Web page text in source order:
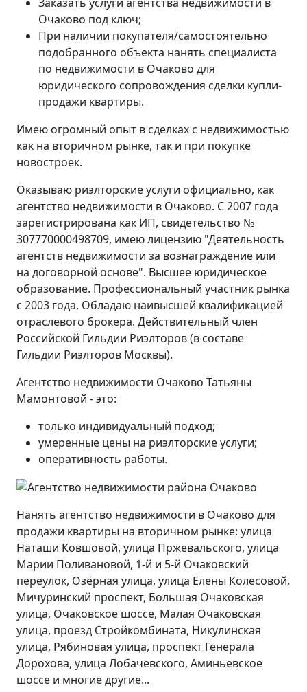
Очаково под ключ;
При наличии покупателя/самостоятельно
подобранного объекта нанять специалиста
по недвижимости в Очаково для
юридического сопровождения сделки купли-
продажи квартиры.
Имею огромный опыт в сделках с недвижимостью
как на вторичном рынке, так и при покупке
новостроек.
Оказываю риэлторские услуги официально, как
агентство недвижимости в Очаково. С 2007 года
зарегистрирована как ИП, свидетельство №
307770000498709, имею лицензию "Деятельность
агентств недвижимости за вознаграждение или
на договорной основе". Высшее юридическое
образование. Профессиональный участник рынка
с 2003 года. Обладаю наивысшей квалификацией
отраслевого брокера. Действительный член
Российской Гильдии Риэлторов (в составе
Гильдии Риэлторов Москвы).
Агентство недвижимости Очаково Татьяны
Мамонтовой - это:
только индивидуальный подход;
умеренные цены на риэлторские услуги;
оперативность работы.
Нанять агентство недвижимости в Очаково для
продажи квартиры на вторичном рынке: улица
Наташи Ковшовой, улица Пржевальского, улица
Марии Поливановой, 1-й и 5-й Очаковский
переулок, Озёрная улица, улица Елены Колесовой,
Мичуринский проспект, Большая Очаковская
улица, Очаковское шоссе, Малая Очаковская
улица, проезд Стройкомбината, Никулинская
улица, Рябиновая улица, проспект Генерала
Дорохова, улица Лобачевского, Аминьевское
шоссе и многие другие...